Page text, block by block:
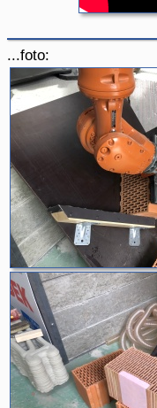
...foto: